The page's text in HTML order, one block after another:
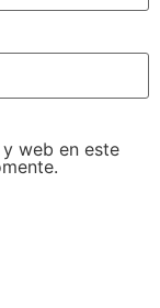
web en este